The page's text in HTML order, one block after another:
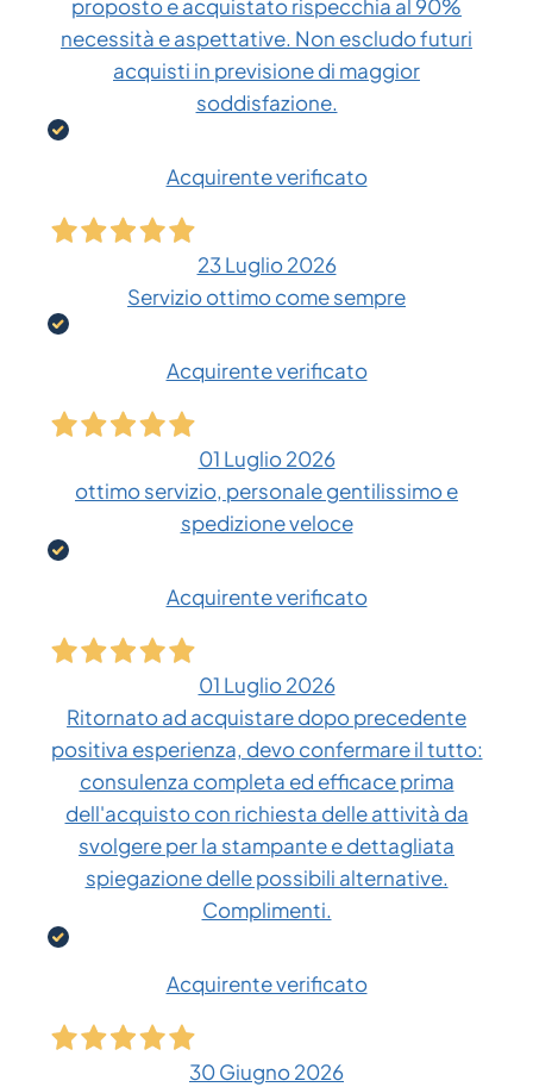
proposto e acquistato rispecchia al 90%
necessità e aspettative. Non escludo futuri
acquisti in previsione di maggior
soddisfazione.
Acquirente verificato
23 Luglio 2026
Servizio ottimo come sempre
Acquirente verificato
01 Luglio 2026
ottimo servizio, personale gentilissimo e
spedizione veloce
Acquirente verificato
01 Luglio 2026
Ritornato ad acquistare dopo precedente
positiva esperienza, devo confermare il tutto:
consulenza completa ed efficace prima
dell'acquisto con richiesta delle attività da
svolgere per la stampante e dettagliata
spiegazione delle possibili alternative.
Complimenti.
Acquirente verificato
30 Giugno 2026